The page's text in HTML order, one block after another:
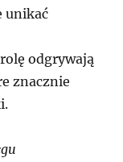
unikać
odgrywają
znacznie